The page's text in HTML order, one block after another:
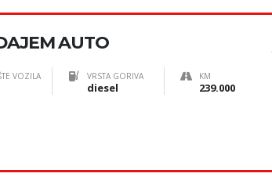
AUTO
VOZILA VRSTA GORIVA
diesel
KM
239.000